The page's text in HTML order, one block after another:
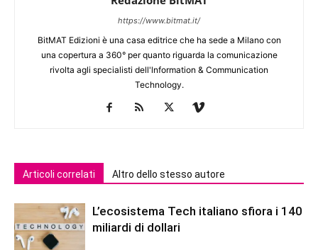
https://www.bitmat.it/
BitMAT Edizioni è una casa editrice che ha sede a Milano con
una copertura a 360° per quanto riguarda la comunicazione
rivolta agli specialisti dell'lnformation & Communication
Technology.
Articoli correlati Altro dello stesso autore
L’ecosistema Tech italiano sfiora i 140
miliardi di dollari